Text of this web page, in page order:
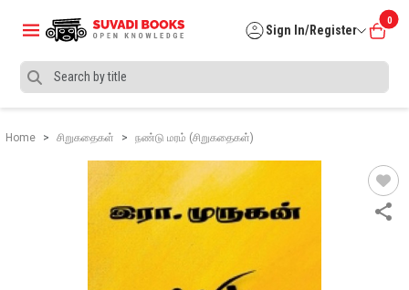
Sign In/Register
0
Home சிறுகதைகள் நண்டு மரம் (சிறுகதைகள்)